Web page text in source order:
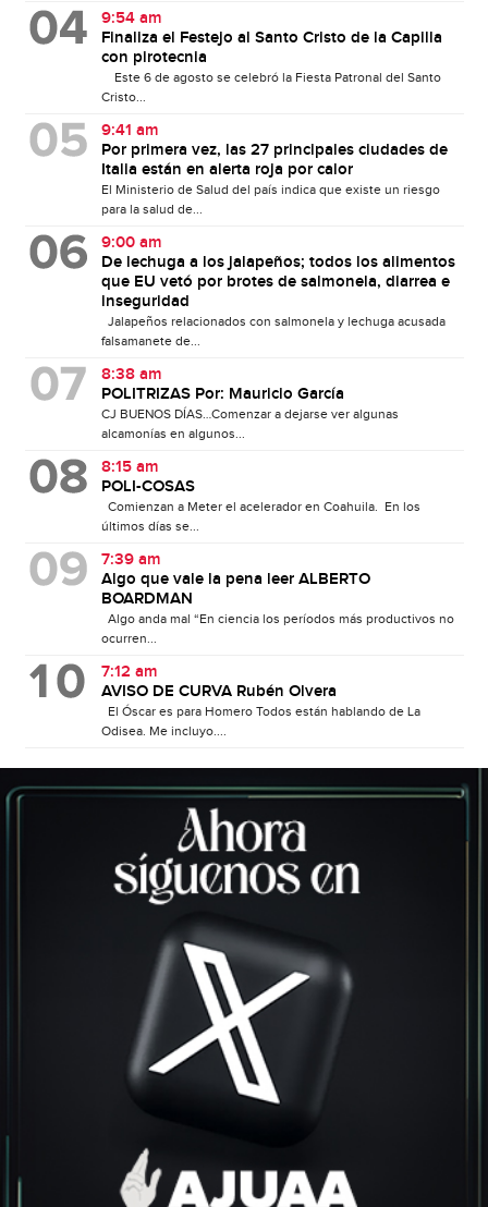
9:54 am
Finaliza el Festejo al Santo Cristo de la Capilla
con pirotecnia
Este 6 de agosto se celebró la Fiesta Patronal del Santo
Cristo...
9:41 am
Por primera vez, las 27 principales ciudades de
Italia están en alerta roja por calor
El Ministerio de Salud del país indica que existe un riesgo
para la salud de...
9:00 am
De lechuga a los jalapeños; todos los alimentos
que EU vetó por brotes de salmonela, diarrea e
inseguridad
Jalapeños relacionados con salmonela y lechuga acusada
falsamanete de...
8:38 am
POLITRIZAS Por: Mauricio García
CJ BUENOS DÍAS…Comenzar a dejarse ver algunas
alcamonías en algunos...
8:15 am
POLI-COSAS
Comienzan a Meter el acelerador en Coahuila. En los
últimos días se...
7:39 am
Algo que vale la pena leer ALBERTO
BOARDMAN
Algo anda mal “En ciencia los períodos más productivos no
ocurren...
7:12 am
AVISO DE CURVA Rubén Olvera
El Óscar es para Homero Todos están hablando de La
Odisea. Me incluyo....